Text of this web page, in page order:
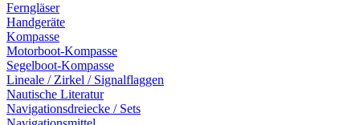
Ferngläser
Handgeräte
Kompasse
Motorboot-Kompasse
Segelboot-Kompasse
Lineale / Zirkel / Signalflaggen
Nautische Literatur
Navigationsdreiecke / Sets